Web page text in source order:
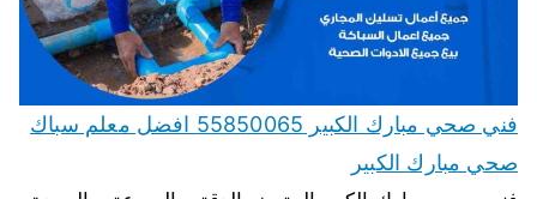
فني صحي مبارك الكبير 55850065 افضل معلم سباك
صحي مبارك الكبير